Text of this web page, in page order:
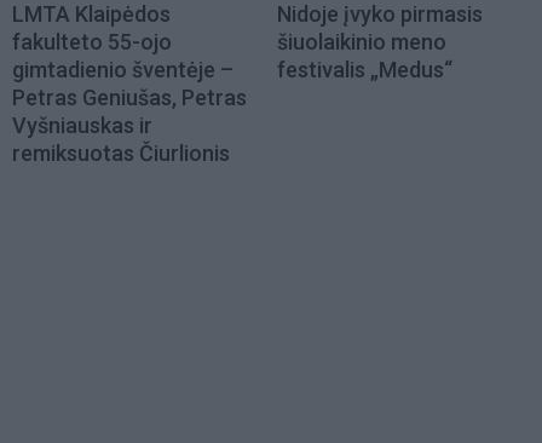
LMTA Klaipėdos
fakulteto 55-ojo
gimtadienio šventėje –
Petras Geniušas, Petras
Vyšniauskas ir
remiksuotas Čiurlionis
Nidoje įvyko pirmasis
šiuolaikinio meno
festivalis „Medus“